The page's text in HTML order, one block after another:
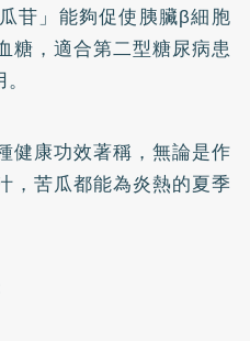
苷」能夠促使胰臟β細胞
糖，適合第二型糖尿病患
健康功效著稱，無論是作
，苦瓜都能為炎熱的夏季